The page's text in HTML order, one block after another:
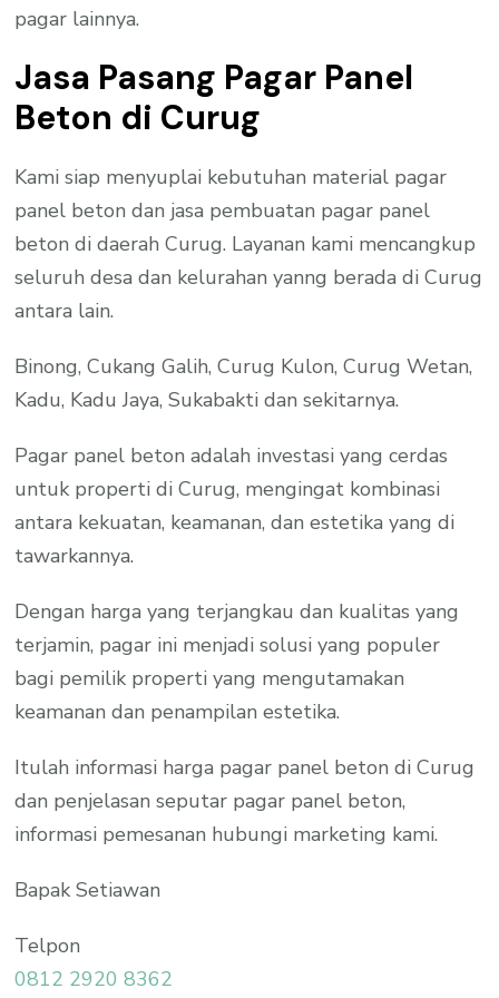
pagar lainnya.
Jasa Pasang Pagar Panel
Beton di Curug
Kami siap menyuplai kebutuhan material pagar
panel beton dan jasa pembuatan pagar panel
beton di daerah Curug. Layanan kami mencangkup
seluruh desa dan kelurahan yanng berada di Curug
antara lain.
Binong, Cukang Galih, Curug Kulon, Curug Wetan,
Kadu, Kadu Jaya, Sukabakti dan sekitarnya.
Pagar panel beton adalah investasi yang cerdas
untuk properti di Curug, mengingat kombinasi
antara kekuatan, keamanan, dan estetika yang di
tawarkannya.
Dengan harga yang terjangkau dan kualitas yang
terjamin, pagar ini menjadi solusi yang populer
bagi pemilik properti yang mengutamakan
keamanan dan penampilan estetika.
Itulah informasi harga pagar panel beton di Curug
dan penjelasan seputar pagar panel beton,
informasi pemesanan hubungi marketing kami.
Bapak Setiawan
Telpon
0812 2920 8362